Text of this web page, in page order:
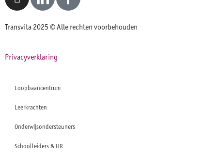
Transvita 2025 © Alle rechten voorbehouden
Privacyverklaring
Loopbaancentrum
Leerkrachten
Onderwijsondersteuners
Schoolleiders & HR